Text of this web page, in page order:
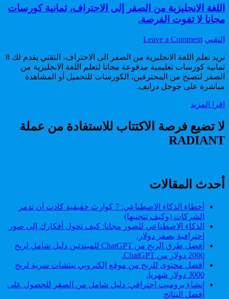
اللغة الانجليزية من الصفر إلى الاحتراف، ثمانية كورسات
مجانا لا تفوت الفرصة.
Author:
التقني Leave a Comment
on
الانجليزية
من
الصفر
إلى
مجانا
تريد تعلم اللغة الانجليزية من الصفر الى الاحتراف، التقني يقدم لك 8
ثمانية كورسات تعليمية مدفوعة مجانا لتعلم اللغة الانجليزية من
الصفر لتصبح من المحترفين، الكورسات للتحميل أو المشاهدة
مباشرة على جوجل درايف.
اقرا المزيد
من
الصفر
إلى
مجانا
لا
تفوت
الفرصة.
لا تضيع فرصة الاكتتاب للاستفادة من عملة
RADIANT
أحدث المقالات
أخطاء الذكاء الاصطناعي: 7 كوارث حقيقية كادت أن تدمر
الشركات (وكيف تتجنبها)
الذكاء الاصطناعي للصور مجانا: كيف تحول أفكارك إلى صور
احترافية بصفر دولار.
أفضل طرق الربح من ChatGPT للمبتدئين دليل شامل لربح
2000 دولار من ChatGPT.
أفضل محتوى للربح من موقع إلكتروني نيتشات سرية لربح
3000 دولار شهريا.
انشاء برومبت احترافي: دليل شامل من الصفر للحصول على
أفضل النتائج